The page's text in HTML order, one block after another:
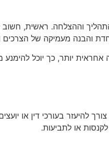
וההצלחה. ראשית,
והבנה מעמיקה של
יותר, כך יוכל להימנע
להיעזר בעורכי דין או
או לתביעות.